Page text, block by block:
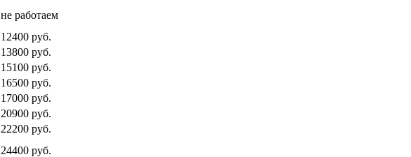
не работаем
12400 руб.
13800 руб.
15100 руб.
16500 руб.
17000 руб.
20900 руб.
22200 руб.
24400 руб.